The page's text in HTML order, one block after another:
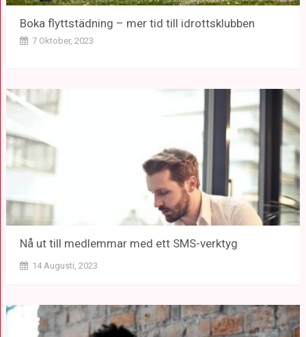
Boka flyttstädning – mer tid till idrottsklubben
7 Oktober, 2023
Nå ut till medlemmar med ett SMS-verktyg
14 Augusti, 2023